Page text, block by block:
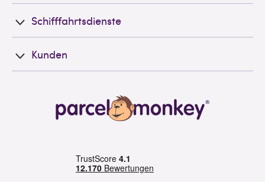
Schifffahrtsdienste
Kunden